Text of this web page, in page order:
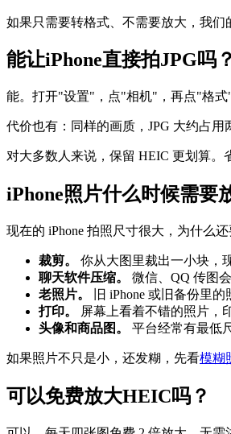
如果只需要转格式、不需要放大，我们
能让iPhone直接拍JPG吗？
能。打开"设置"，点"相机"，再点"格式
代价也有：同样的画质，JPG 大约占
对大多数人来说，保留 HEIC 更划算。
iPhone照片什么时候需要
现在的 iPhone 拍照尺寸很大，为什么
裁剪。
你从大图里裁出一小块，
聊天软件压缩。
微信、QQ 传图
老照片。
旧 iPhone 或旧备份里
打印。
屏幕上看着不错的照片，
头像和商品图。
平台经常有最低
如果照片不只是小，还发糊，先看模糊
可以免费放大HEIC吗？